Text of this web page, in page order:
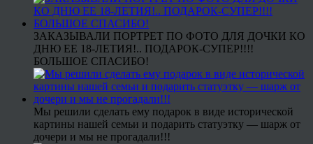
ЗАКАЗЫВАЛИ ПОРТРЕТ ПО ФОТО ДЛЯ ДОЧКИ КО
ДНЮ ЕЕ 18-ЛЕТИЯ!.. ПОДАРОК-СУПЕР!!!!
БОЛЬШОЕ СПАСИБО!
Мы решили сделать ему подарок в виде исторической
картины нашей семьи и подарить статуэтку — шарж от
дочери и мы не прогадали!!!